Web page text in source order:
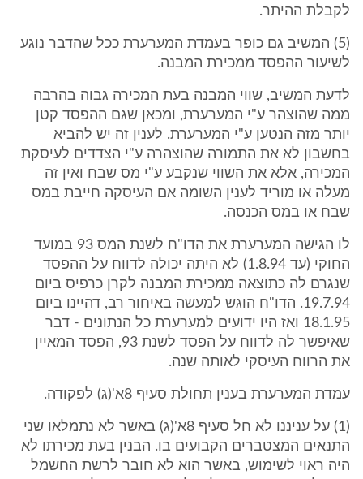
לקבלת ההיתר.
(5) המשיב גם כופר בעמדת המערערת ככל שהדבר נוגע
לשיעור ההפסד ממכירת המבנה.
לדעת המשיב, שווי המבנה בעת המכירה גבוה בהרבה
ממה שהוצהר ע"י המערערת, ומכאן שגם ההפסד קטן
יותר מזה הנטען ע"י המערערת. לענין זה יש להביא
בחשבון לא את התמורה שהוצהרה ע"י הצדדים לעיסקת
המכירה, אלא את השווי שנקבע ע"י מס שבח ואין זה
מעלה או מוריד לענין השומה אם העיסקה חייבת במס
שבח או במס הכנסה.
לו הגישה המערערת את הדו"ח לשנת המס 93 במועד
החוקי (עד 1.8.94) לא היתה יכולה לדווח על ההפסד
שנגרם לה כתוצאה ממכירת המבנה לקרן כרפיס ביום
19.7.94. הדו"ח הוגש למעשה באיחור רב, דהיינו ביום
18.1.95 ואז היו ידועים למערערת כל הנתונים - דבר
שאיפשר לה לדווח על הפסד לשנת 93, הפסד המאיין
את הרווח העיסקי לאותה שנה.
עמדת המערערת בענין תחולת סעיף 8א'(ג) לפקודה.
(1) על עניננו לא חל סעיף 8א'(ג) באשר לא נתמלאו שני
התנאים המצטברים הקבועים בו. הבנין בעת מכירתו לא
היה ראוי לשימוש, באשר הוא לא חובר לרשת החשמל